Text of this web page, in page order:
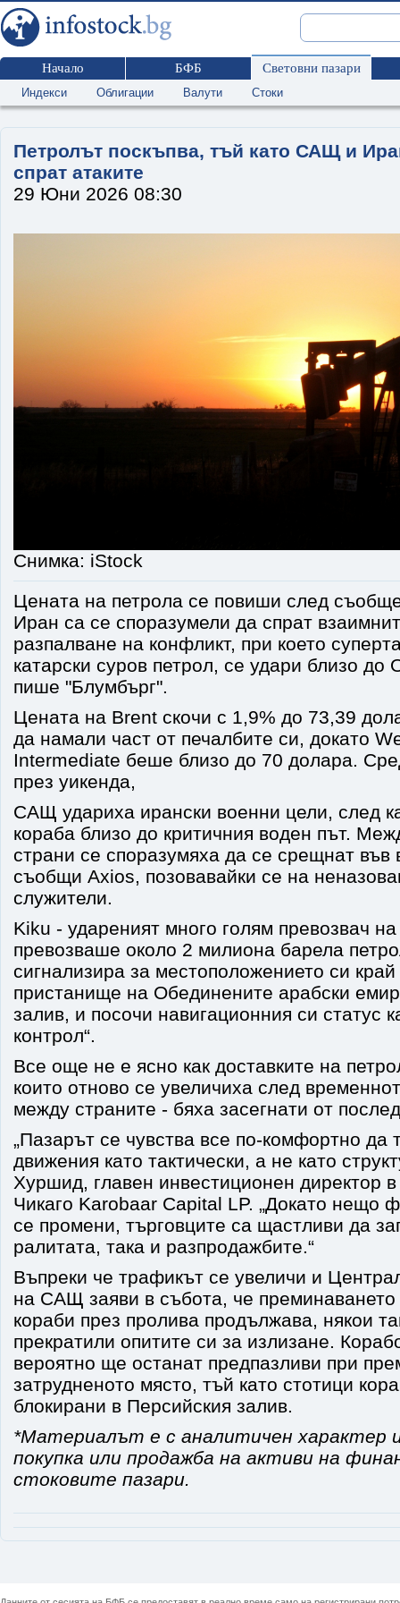
Начало БФБ Световни пазари
Индекси Облигации Валути Стоки
Петролът поскъпва, тъй като САЩ и
спрат атаките
29 Юни 2026 08:30
Снимка: iStock
Цената на петрола се повиши след
Иран са се споразумели да спрат
разпалване на конфликт, при което
катарски суров петрол, се удари близо до
пише "Блумбърг".
Цената на Brent скочи с 1,9% до 73,39
да намали част от печалбите си, докато
Intermediate беше близо до 70 долара.
през уикенда,
САЩ удариха ирански военни цели, след
кораба близо до критичния воден път.
страни се споразумяха да се срещнат във
съобщи Axios, позовавайки се на
служители.
Kiku - удареният много голям превозвач
превозваше около 2 милиона барела
сигнализира за местоположението си
пристанище на Обединените арабски
залив, и посочи навигационния си статус
контрол“.
Все още не е ясно как доставките на
които отново се увеличиха след
между страните - бяха засегнати от
„Пазарът се чувства все по-комфортно да
движения като тактически, а не като
Хуршид, главен инвестиционен директор
Чикаго Karobaar Capital LP. „Докато нещо
се промени, търговците са щастливи да
ралитата, така и разпродажбите.“
Въпреки че трафикът се увеличи и
на САЩ заяви в събота, че преминаването
кораби през пролива продължава, някои
прекратили опитите си за излизане.
вероятно ще останат предпазливи при
затрудненото място, тъй като стотици
блокирани в Персийския залив.
*Материалът е с аналитичен характер
покупка или продажба на активи на
стоковите пазари.